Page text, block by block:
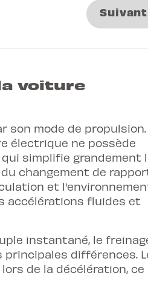
Suivant
voiture
son mode de propulsion.
électrique ne possède
simplifie grandement
changement de
et
accélérations fluides et
instantané, le
différences.
de la décélération, ce